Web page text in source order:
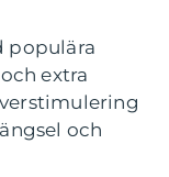
populära
extra
och